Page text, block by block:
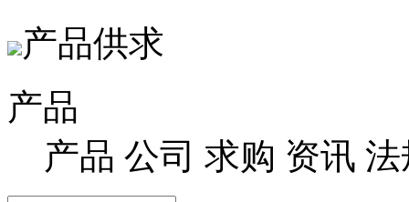
产品供求
产品
产品 公司 求购 资讯 法